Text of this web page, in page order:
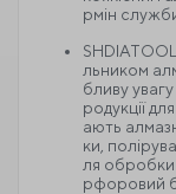
рмін
льником
бливу
родукції
ають
ки,
ля обробки
рфоровий